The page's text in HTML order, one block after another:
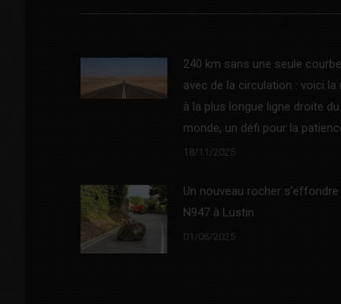
240 km sans une seule
avec de la circulation : voici la
à la plus longue ligne droite du
monde, un défi pour la
18/11/2025
Un nouveau rocher
N947 à Lustin
01/06/2025